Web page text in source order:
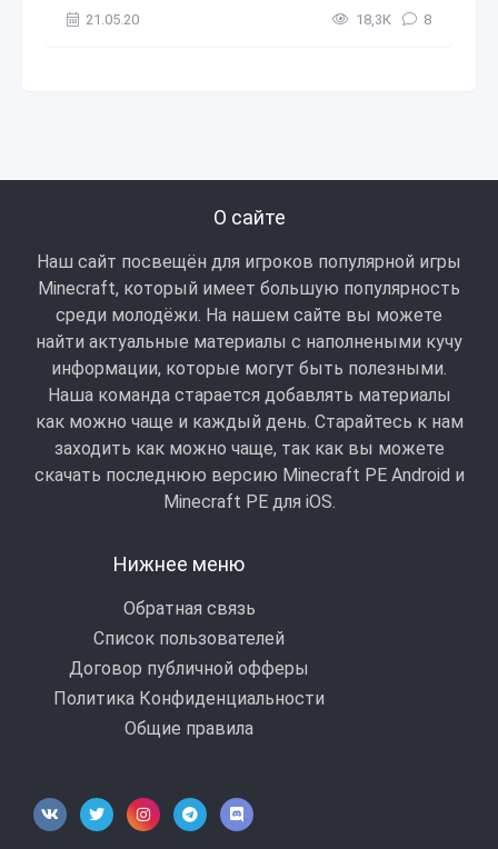
21.05.20 18,3К 8
О сайте
Наш сайт посвещён для игроков популярной игры
Minecraft, который имеет большую популярность
среди молодёжи. На нашем сайте вы можете
найти актуальные материалы с наполнеными кучу
информации, которые могут быть полезными.
Наша команда старается добавлять материалы
как можно чаще и каждый день. Старайтесь к нам
заходить как можно чаще, так как вы можете
скачать последнюю версию Minecraft PE Android и
Minecraft РЕ для iOS.
Нижнее меню
Обратная связь
Список пользователей
Договор публичной офферы
Политика Конфиденциальности
Общие правила